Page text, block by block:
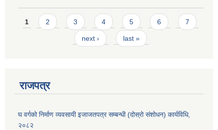
Pages
1 2 3 4 5 6 7
next › last »
राजपत्र
घ वर्गको निर्माण व्यवसायी इजाजतपत्र सम्बन्धी (दोस्रो संशोधन) कार्यविधि‚
२०८२